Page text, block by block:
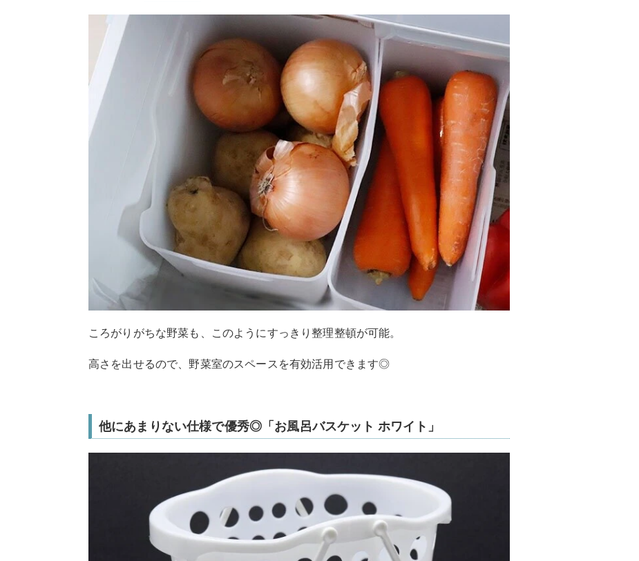
ころがりがちな野菜も、このようにすっきり整理整頓が可能。
高さを出せるので、野菜室のスペースを有効活用できます◎
他にあまりない仕様で優秀◎「お風呂バスケット ホワイト」